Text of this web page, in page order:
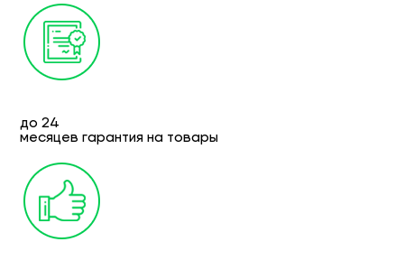
до 24
месяцев гарантия на товары